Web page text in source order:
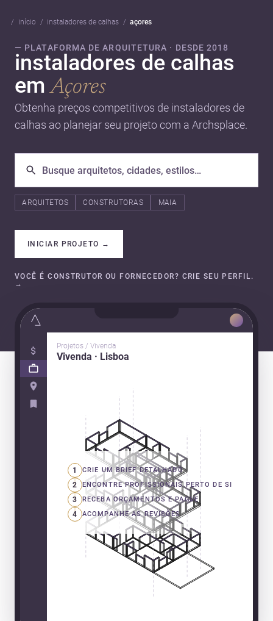
início instaladores de calhas açores
— PLATAFORMA DE ARQUITETURA · DESDE 2018
instaladores de calhas
emAçores
Obtenha preços competitivos de instaladores de
calhas ao planejar seu projeto com a Archsplace.
ARQUITETOS CONSTRUTORAS MAIA
INICIAR PROJETO →
VOCÊ É CONSTRUTOR OU FORNECEDOR? CRIE SEU PERFIL.
→
Projetos / Vivenda
Vivenda · Lisboa
1 CRIE UM BRIEF DETALHADO
2 ENCONTRE PROFISSIONAIS PERTO DE SI
3 RECEBA ORÇAMENTOS E PAGUE
4 ACOMPANHE AS REVISÕES